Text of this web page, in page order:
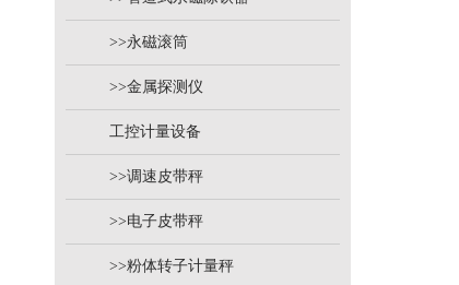
>>永磁滚筒
>>金属探测仪
工控计量设备
>>调速皮带秤
>>电子皮带秤
>>粉体转子计量秤